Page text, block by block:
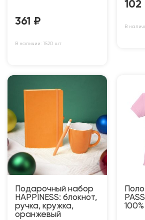
361 ₽
В наличии: 1520 шт
102
В
Подарочный набор
HAPPINESS: блокнот,
ручка, кружка,
оранжевый